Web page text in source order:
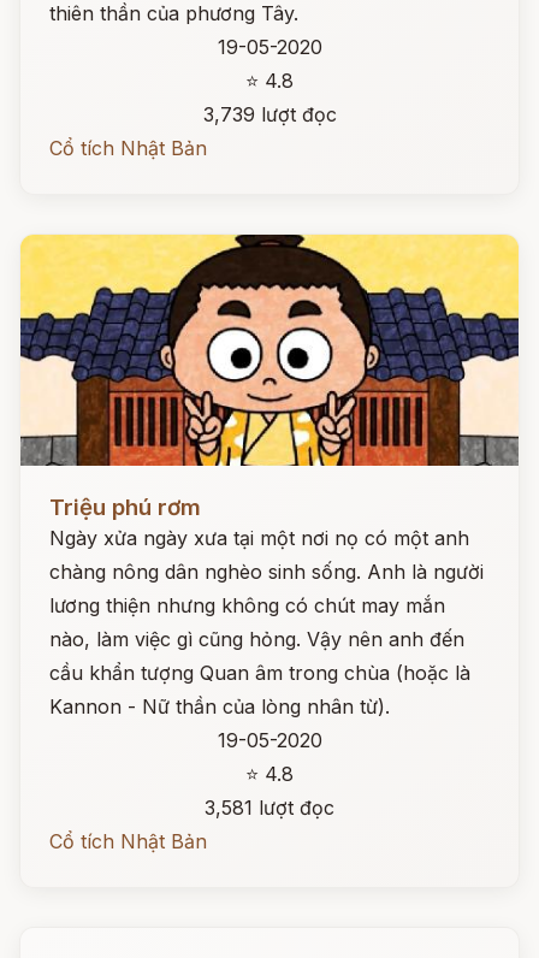
thiên thần của phương Tây.
19-05-2020
⭐ 4.8
3,739 lượt đọc
Cổ tích Nhật Bản
Triệu phú rơm
Ngày xửa ngày xưa tại một nơi nọ có một anh
chàng nông dân nghèo sinh sống. Anh là người
lương thiện nhưng không có chút may mắn
nào, làm việc gì cũng hỏng. Vậy nên anh đến
cầu khẩn tượng Quan âm trong chùa (hoặc là
Kannon - Nữ thần của lòng nhân từ).
19-05-2020
⭐ 4.8
3,581 lượt đọc
Cổ tích Nhật Bản